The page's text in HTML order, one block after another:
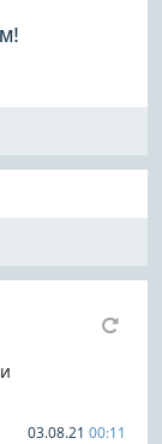
03.08.21 00:11